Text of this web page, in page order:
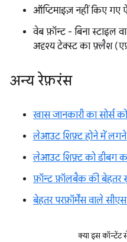
ऑप्टिमाइज़ नहीं किए गए
वेब फ़ॉन्ट - बिना
अदृश्य टेक्स्ट का फ़्लैश
अन्य रेफ़रंस
खास जानकारी का सोर्स
लेआउट शिफ़्ट होने में लगने
लेआउट शिफ़्ट को डीबग
फ़ॉन्ट फ़ॉलबैक की बेहतर
बेहतर परफ़ॉर्मेंस वाले
क्या इस कॉन्टेंट